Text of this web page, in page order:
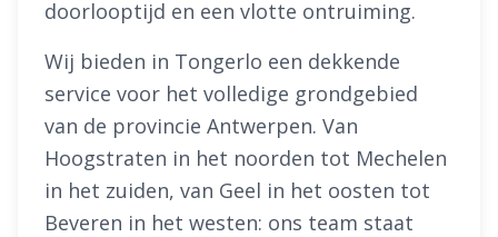
doorlooptijd en een vlotte ontruiming.
Wij bieden in Tongerlo een dekkende
service voor het volledige grondgebied
van de provincie Antwerpen. Van
Hoogstraten in het noorden tot Mechelen
in het zuiden, van Geel in het oosten tot
Beveren in het westen: ons team staat